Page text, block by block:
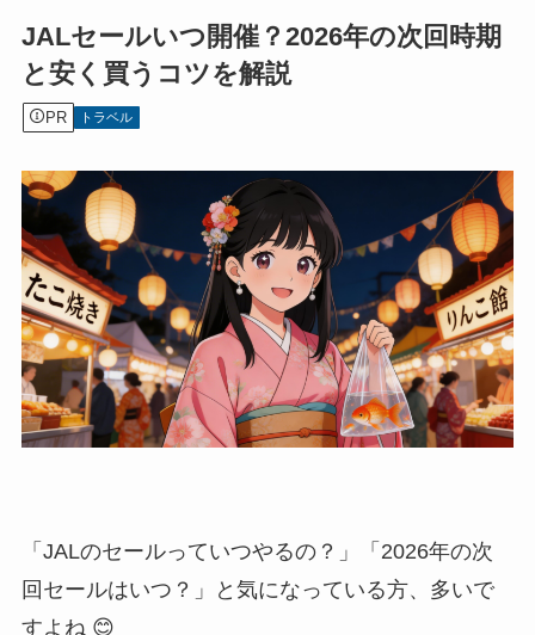
JALセールいつ開催？2026年の次回時期
と安く買うコツを解説
PR トラベル
「JALのセールっていつやるの？」「2026年の次
回セールはいつ？」と気になっている方、多いで
すよね 😊